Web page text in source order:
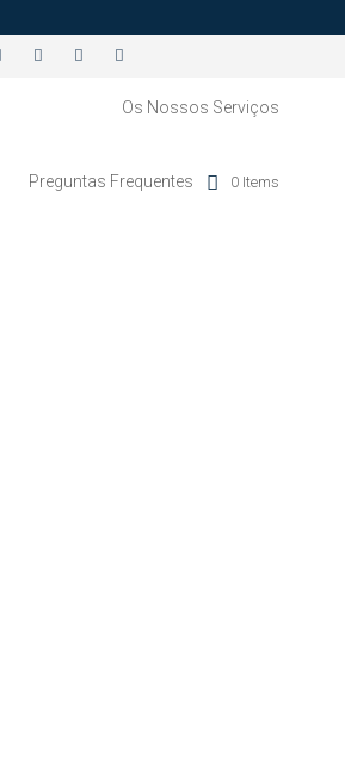
Os Nossos Serviços
Preguntas Frequentes 0 Items